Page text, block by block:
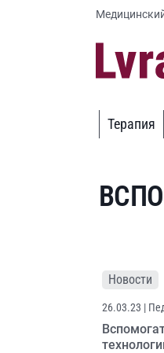
Терапия
Новости
26.03.23 |